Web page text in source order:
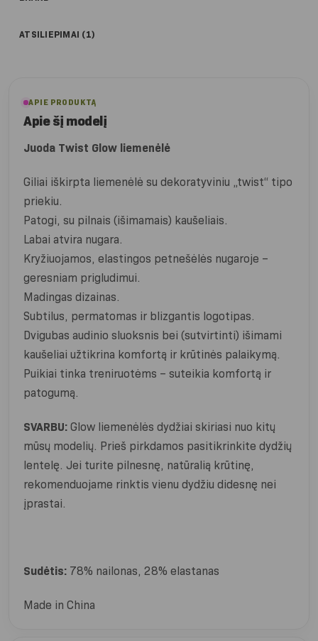
ATSILIEPIMAI (1)
APIE PRODUKTĄ
Apie šį modelį
Juoda Twist Glow liemenėlė
Giliai iškirpta liemenėlė su dekoratyviniu „twist“ tipo
priekiu.
Patogi, su pilnais (išimamais) kaušeliais.
Labai atvira nugara.
Kryžiuojamos, elastingos petnešėlės nugaroje –
geresniam prigludimui.
Madingas dizainas.
Subtilus, permatomas ir blizgantis logotipas.
Dvigubas audinio sluoksnis bei (sutvirtinti) išimami
kaušeliai užtikrina komfortą ir krūtinės palaikymą.
Puikiai tinka treniruotėms – suteikia komfortą ir
patogumą.
SVARBU: Glow liemenėlės dydžiai skiriasi nuo kitų
mūsų modelių. Prieš pirkdamos pasitikrinkite dydžių
lentelę. Jei turite pilnesnę, natūralią krūtinę,
rekomenduojame rinktis vienu dydžiu didesnę nei
įprastai.
Sudėtis: 78% nailonas, 28% elastanas
Made in China